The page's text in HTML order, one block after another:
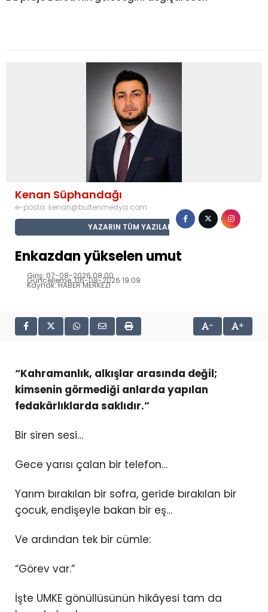
Kenan Süphandağı
e-posta: kenan@bultenmedya.com
YAZARIN TÜM YAZILARI
Enkazdan yükselen umut
Giriş: 07-08-2026 08:00
Güncelleme: 06-08-2026 19:09
Kaynak: HABER MERKEZI
- +
“Kahramanlık, alkışlar arasında değil;
kimsenin görmediği anlarda yapılan
fedakârlıklarda saklıdır.”
Bir siren sesi…
Gece yarısı çalan bir telefon…
Yarım bırakılan bir sofra, geride bırakılan bir
çocuk, endişeyle bakan bir eş…
Ve ardından tek bir cümle:
“Görev var.”
İşte UMKE gönüllüsünün hikâyesi tam da